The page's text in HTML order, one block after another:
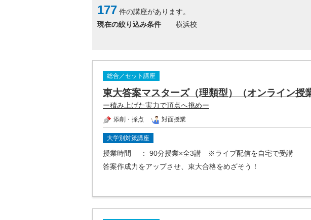
177 件の講座があります。
現在の絞り込み条件
横浜校
総合／セット講座
東大答案マスターズ（理類型）（オンライン授
ー積み上げた実力で頂点へ挑めー
添削・採点 対面授業
大学別対策講座
授業時間
： 90分授業×全3講 ※ライブ配信を自宅で受講
答案作成力をアップさせ、東大合格をめざそう！